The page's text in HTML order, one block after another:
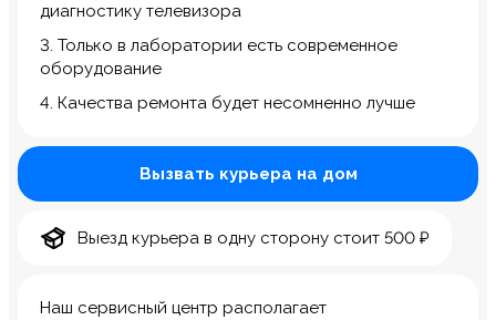
диагностику телевизора
3. Только в лаборатории есть современное
оборудование
4. Качества ремонта будет несомненно лучше
Наш сервисный центр располагает
Вызвать курьера на дом
Выезд курьера в одну сторону стоит 500 ₽